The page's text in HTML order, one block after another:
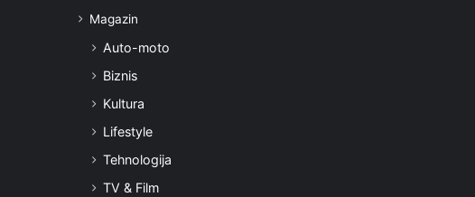
Magazin
Auto-moto
Biznis
Kultura
Lifestyle
Tehnologija
TV & Film